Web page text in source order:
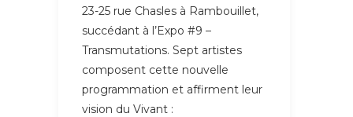
23-25 rue Chasles à Rambouillet,
succédant à l’Expo #9 –
Transmutations. Sept artistes
composent cette nouvelle
programmation et affirment leur
vision du Vivant :